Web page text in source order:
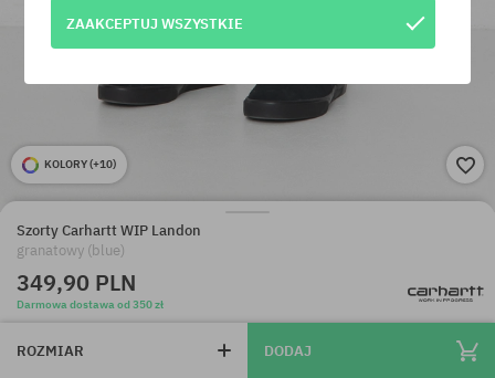
KOLORY (+10)
Szorty Carhartt WIP Landon
granatowy (blue)
349,90 PLN
Darmowa dostawa od 350 zł
ROZMIAR DODAJ
ZAAKCEPTUJ WSZYSTKIE